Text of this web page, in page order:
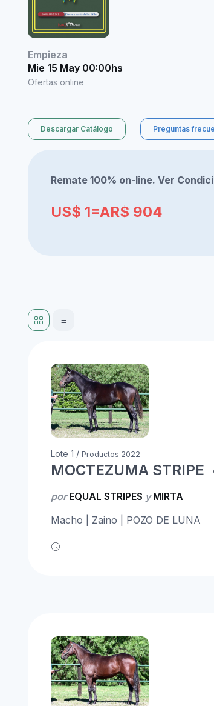
Empieza
Mie 15 May 00:00hs
Ofertas online
Descargar Catálogo Preguntas
Remate 100% on-line. Ver
US$ 1=AR$ 904
Lote 1 / Productos 2022
MOCTEZUMA STRIPE
porEQUAL STRIPES yMIRTA
Macho | Zaino | POZO DE LUNA